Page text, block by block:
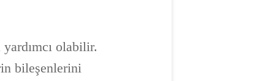
olabilir.
bileşenlerini